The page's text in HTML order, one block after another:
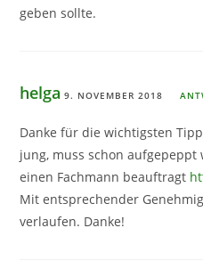
geben sollte.
helga 9. NOVEMBER 2018
Danke für die wichtigsten
jung, muss schon
einen Fachmann beauftragt
Mit entsprechender
verlaufen. Danke!